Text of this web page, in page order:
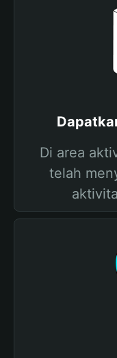
Di area
telah